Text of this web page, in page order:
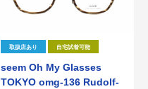
取扱店あり 自宅試着可能
seem Oh My Glasses
TOKYO omg-136 Rudolf-